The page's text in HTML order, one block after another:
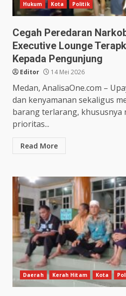
Hukum Kota Politik
Cegah Peredaran
Executive Lounge
Kepada Pengunjung
Editor 14 Mei 2026
Medan, AnalisaOne.com –
dan kenyamanan sekaligus
barang terlarang, khususnya
prioritas...
Read More
Daerah Kerah Hitam Kota